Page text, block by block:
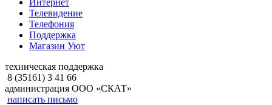
Интернет
Телевидение
Телефония
Поддержка
Магазин Уют
техническая поддержка
8 (35161) 3 41 66
администрация ООО «СКАТ»
написать письмо